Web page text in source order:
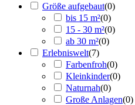
Größe aufgebaut(0)
bis 15 m²(0)
15 - 30 m²(0)
ab 30 m²(0)
Erlebniswelt(7)
Farbenfroh(0)
Kleinkinder(0)
Naturnah(0)
Große Anlagen(0)